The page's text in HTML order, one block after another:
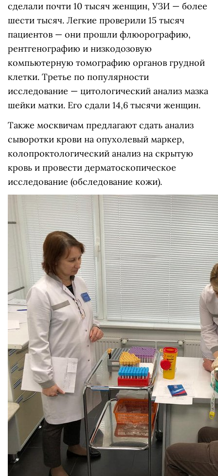
сделали почти 10 тысяч женщин, УЗИ — более
шести тысяч. Легкие проверили 15 тысяч
пациентов — они прошли флюорографию,
рентгенографию и низкодозовую
компьютерную томографию органов грудной
клетки. Третье по популярности
исследование — цитологический анализ мазка
шейки матки. Его сдали 14,6 тысячи женщин.
Также москвичам предлагают сдать анализ
сыворотки крови на опухолевый маркер,
колопроктологический анализ на скрытую
кровь и провести дерматоскопическое
исследование (обследование кожи).